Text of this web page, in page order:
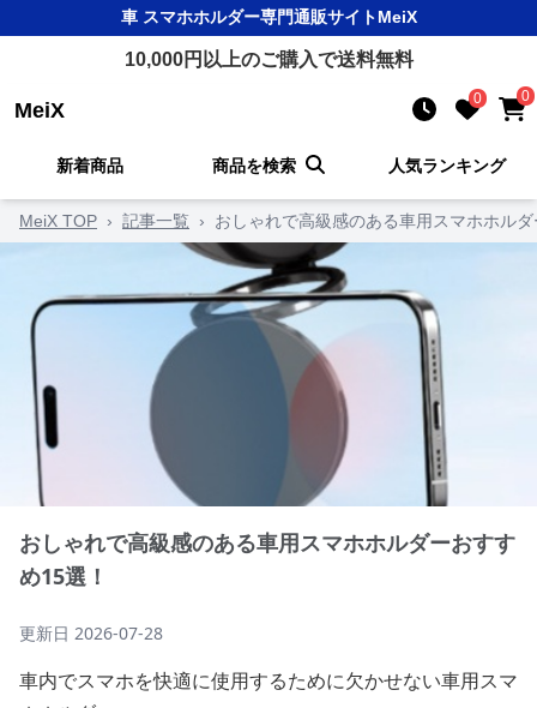
車 スマホホルダー専門通販サイトMeiX
10,000円以上のご購入で送料無料
MeiX 0 0
新着商品 商品を検索 人気ランキング
MeiX TOP › 記事一覧 › おしゃれで高級感のある車用スマホホル
おしゃれで高級感のある車用スマホホルダーおすす
め15選！
更新日 2026-07-28
車内でスマホを快適に使用するために欠かせない車用スマ